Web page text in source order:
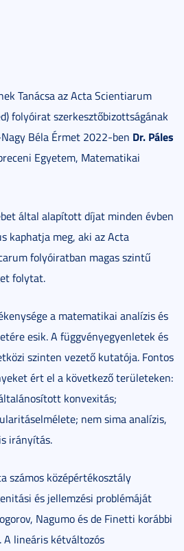
Tanácsa az Acta Scientiarum
folyóirat szerkesztőbizottságának
Béla Érmet 2022-ben Dr. Páles
Egyetem, Matematikai
által alapított díjat minden évben
kaphatja meg, aki az Acta
folyóiratban magas szintű
folytat.
a matematikai analízis és
esik. A függvényegyenletek és
szinten vezető kutatója. Fontos
ért el a következő területeken:
konvexitás;
nem sima analízis,
irányítás.
számos középértékosztály
és jellemzési problémáját
Nagumo és de Finetti korábbi
A lineáris kétváltozós